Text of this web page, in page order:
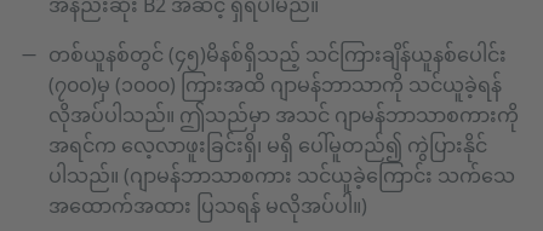
တစ်ယူနစ်တွင် (၄၅)မိနစ်ရှိသည့် သင်ကြားချိန်ယူနစ်ပေါင်း
(၇၀၀)မှ (၁၀၀၀) ကြားအထိ ဂျာမန်ဘာသာကို သင်ယူခဲ့ရန်
လိုအပ်ပါသည်။ ဤသည်မှာ အသင် ဂျာမန်ဘာသာစကားကို
အရင်က လေ့လာဖူးခြင်းရှိ၊ မရှိ ပေါ်မူတည်၍ ကွဲပြားနိုင်
ပါသည်။ (ဂျာမန်ဘာသာစကား သင်ယူခဲ့ကြောင်း သက်သေ
အထောက်အထား ပြသရန် မလိုအပ်ပါ။)